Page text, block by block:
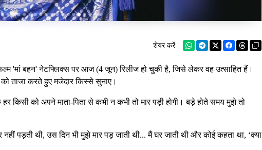
शेयर करें |
'मां बहन' नेटफ्लिक्स पर आज (4 जून) रिलीज हो चुकी है, जिसे लेकर वह उत्साहित हैं।
ताजा करते हुए मजेदार किस्से सुनाए।
किसी को अपने माता-पिता से कभी न कभी तो मार पड़ी होगी। बड़े होते समय मुझे तो
पड़ती थी, उस दिन भी मुझे मार पड़ जाती थी... मैं घर जाती थी और कोई कहता था, ‘क्या